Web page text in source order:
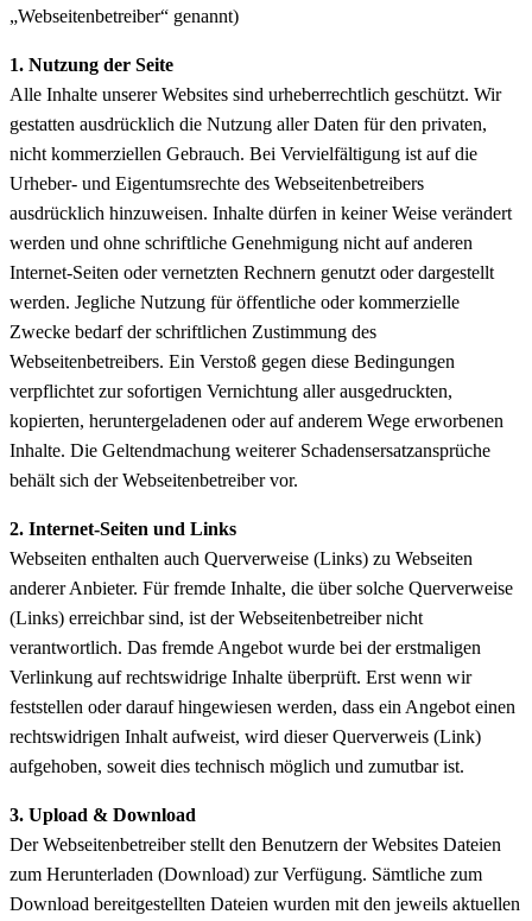
„Webseitenbetreiber“ genannt)
1. Nutzung der Seite
Alle Inhalte unserer Websites sind urheberrechtlich geschützt. Wir
gestatten ausdrücklich die Nutzung aller Daten für den privaten,
nicht kommerziellen Gebrauch. Bei Vervielfältigung ist auf die
Urheber- und Eigentumsrechte des Webseitenbetreibers
ausdrücklich hinzuweisen. Inhalte dürfen in keiner Weise verändert
werden und ohne schriftliche Genehmigung nicht auf anderen
Internet-Seiten oder vernetzten Rechnern genutzt oder dargestellt
werden. Jegliche Nutzung für öffentliche oder kommerzielle
Zwecke bedarf der schriftlichen Zustimmung des
Webseitenbetreibers. Ein Verstoß gegen diese Bedingungen
verpflichtet zur sofortigen Vernichtung aller ausgedruckten,
kopierten, heruntergeladenen oder auf anderem Wege erworbenen
Inhalte. Die Geltendmachung weiterer Schadensersatzansprüche
behält sich der Webseitenbetreiber vor.
2. Internet-Seiten und Links
Webseiten enthalten auch Querverweise (Links) zu Webseiten
anderer Anbieter. Für fremde Inhalte, die über solche Querverweise
(Links) erreichbar sind, ist der Webseitenbetreiber nicht
verantwortlich. Das fremde Angebot wurde bei der erstmaligen
Verlinkung auf rechtswidrige Inhalte überprüft. Erst wenn wir
feststellen oder darauf hingewiesen werden, dass ein Angebot einen
rechtswidrigen Inhalt aufweist, wird dieser Querverweis (Link)
aufgehoben, soweit dies technisch möglich und zumutbar ist.
3. Upload & Download
Der Webseitenbetreiber stellt den Benutzern der Websites Dateien
zum Herunterladen (Download) zur Verfügung. Sämtliche zum
Download bereitgestellten Dateien wurden mit den jeweils aktuellen